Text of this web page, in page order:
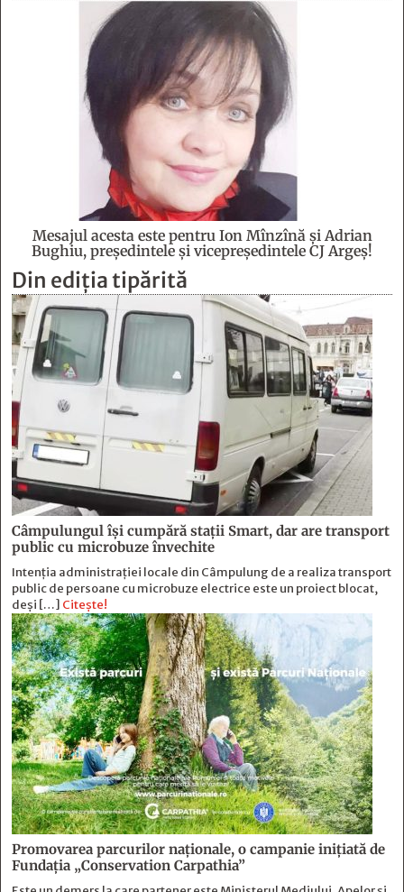
Mesajul acesta este pentru Ion Mînzînă şi Adrian
Bughiu, preşedintele şi vicepreşedintele CJ Argeş!
Din ediția tipărită
Câmpulungul îşi cumpără staţii Smart, dar are transport
public cu microbuze învechite
Intenția administrației locale din Câmpulung de a realiza transport
public de persoane cu microbuze electrice este un proiect blocat,
deși […] Citește!
Promovarea parcurilor naționale, o campanie inițiată de
Fundația „Conservation Carpathia”